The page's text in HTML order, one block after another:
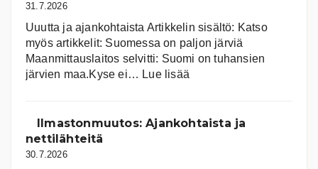
31.7.2026
Uuutta ja ajankohtaista Artikkelin sisältö: Katso
myös artikkelit: Suomessa on pal­jon jär­viä
Maanmittauslaitos selvitti: Suomi on tuhansien
järvien maa.Kyse ei… Lue lisää
ja
Ilmastonmuutos: Ajankohtaista ja
nettilähteitä
30.7.2026